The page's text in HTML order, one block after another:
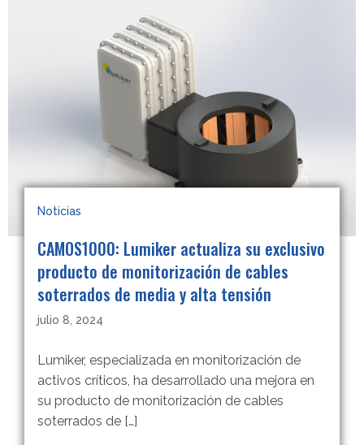
Noticias
CAMOS1000: Lumiker actualiza su exclusivo
producto de monitorización de cables
soterrados de media y alta tensión
julio 8, 2024
Lumiker, especializada en monitorización de
activos críticos, ha desarrollado una mejora en
su producto de monitorización de cables
soterrados de […]